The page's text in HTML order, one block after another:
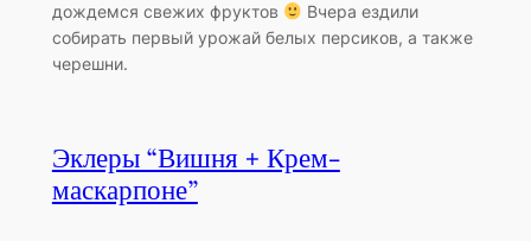
дождемся свежих фруктов
Вчера ездили
собирать первый урожай белых персиков, а также
черешни.
Эклеры “Вишня + Крем-
маскарпоне”